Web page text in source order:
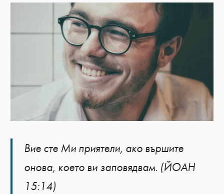
Вие сте Ми приятели, ако вършите
онова, което ви заповядвам. (ЙОАН
15:14)